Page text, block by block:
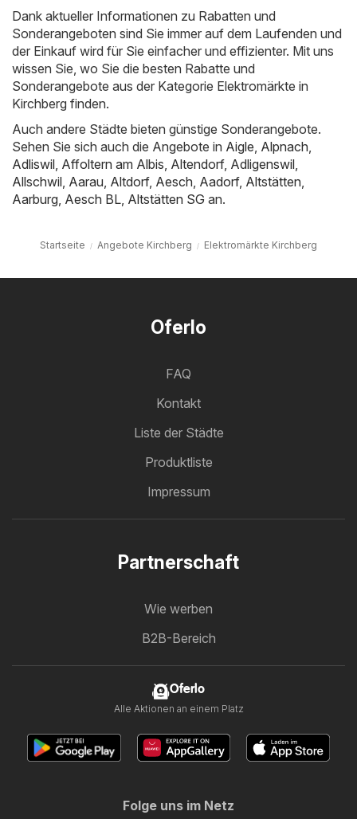
Dank aktueller Informationen zu Rabatten und
Sonderangeboten sind Sie immer auf dem Laufenden und
der Einkauf wird für Sie einfacher und effizienter. Mit uns
wissen Sie, wo Sie die besten Rabatte und
Sonderangebote aus der Kategorie Elektromärkte in
Kirchberg finden.
Auch andere Städte bieten günstige Sonderangebote.
Sehen Sie sich auch die Angebote in Aigle, Alpnach,
Adliswil, Affoltern am Albis, Altendorf, Adligenswil,
Allschwil, Aarau, Altdorf, Aesch, Aadorf, Altstätten,
Aarburg, Aesch BL, Altstätten SG an.
Startseite Angebote Kirchberg Elektromärkte Kirchberg
Oferlo
FAQ
Kontakt
Liste der Städte
Produktliste
Impressum
Partnerschaft
Wie werben
B2B-Bereich
Oferlo
Alle Aktionen an einem Platz
Folge uns im Netz